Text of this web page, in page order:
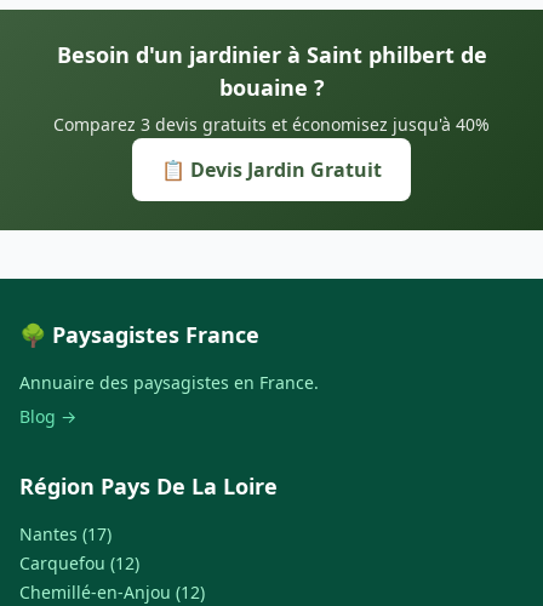
Besoin d'un jardinier à Saint philbert de
bouaine ?
Comparez 3 devis gratuits et économisez jusqu'à 40%
📋 Devis Jardin Gratuit
🌳 Paysagistes France
Annuaire des paysagistes en France.
Blog →
Région Pays De La Loire
Nantes (17)
Carquefou (12)
Chemillé-en-Anjou (12)